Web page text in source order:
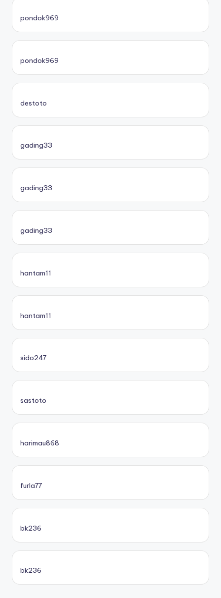
pondok969
pondok969
destoto
gading33
gading33
gading33
hantam11
hantam11
sido247
sastoto
harimau868
furla77
bk236
bk236